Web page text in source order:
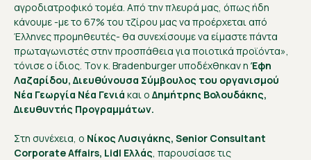
αγροδιατροφικό τομέα. Από την πλευρά μας, όπως ήδη
κάνουμε -με το 67% του τζίρου μας να προέρχεται από
Έλληνες προμηθευτές- θα συνεχίσουμε να είμαστε πάντα
πρωταγωνιστές στην προσπάθεια για ποιοτικά προϊόντα»,
τόνισε ο ίδιος. Τον κ. Bradenburger υποδέχθηκαν η Έφη
Λαζαρίδου, Διευθύνουσα Σύμβουλος του οργανισμού
Νέα Γεωργία Νέα Γενιά και ο Δημήτρης Βολουδάκης,
Διευθυντής Προγραμμάτων.
Στη συνέχεια, ο Νίκος Λυσιγάκης, Senior Consultant
Corporate Affairs, Lidl Ελλάς, παρουσίασε τις